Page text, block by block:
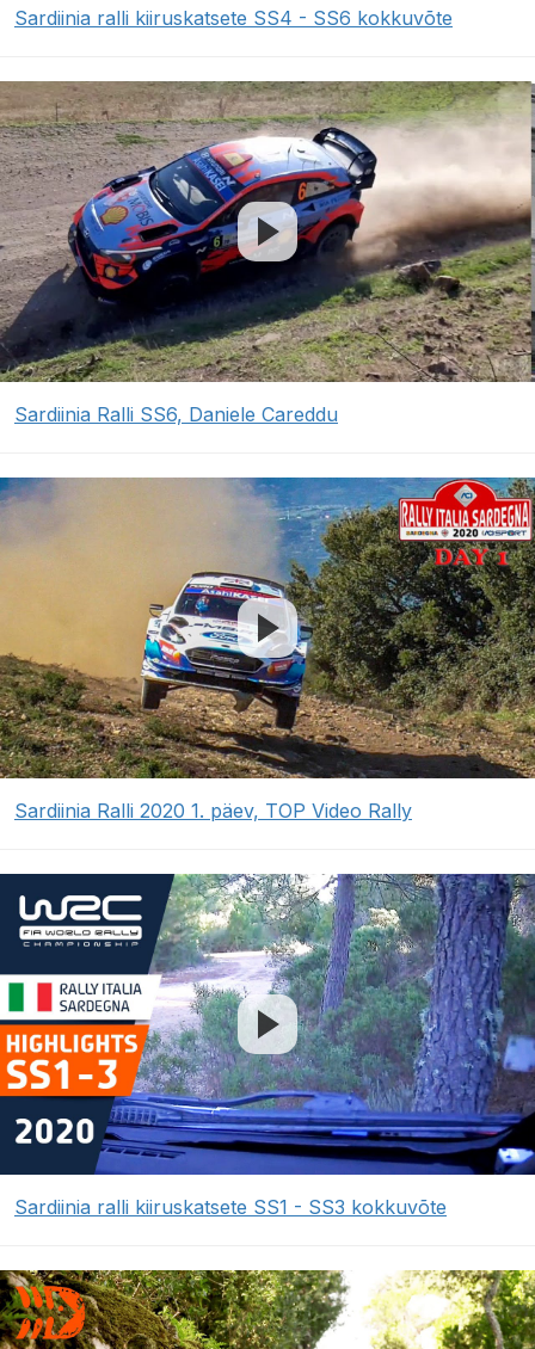
Sardiinia ralli kiiruskatsete SS4 - SS6 kokkuvõte
Sardiinia Ralli SS6, Daniele Careddu
Sardiinia Ralli 2020 1. päev, TOP Video Rally
Sardiinia ralli kiiruskatsete SS1 - SS3 kokkuvõte